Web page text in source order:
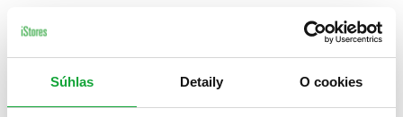
Súhlas Detaily O cookies